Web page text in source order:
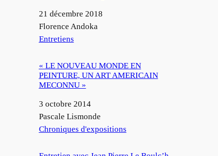
Date
21 décembre 2018
Auteur
Florence Andoka
Par rapport à
Entretiens
« LE NOUVEAU MONDE EN
PEINTURE, UN ART AMERICAIN
MECONNU »
Date
3 octobre 2014
Auteur
Pascale Lismonde
Par rapport à
Chroniques d'expositions